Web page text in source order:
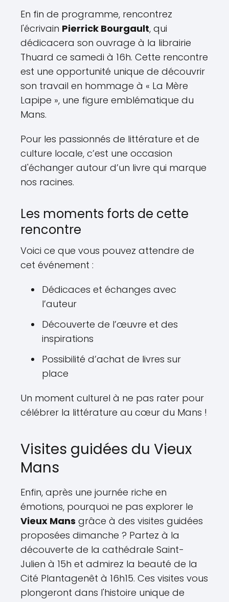
En fin de programme, rencontrez
l'écrivain Pierrick Bourgault, qui
dédicacera son ouvrage à la librairie
Thuard ce samedi à 16h. Cette rencontre
est une opportunité unique de découvrir
son travail en hommage à « La Mère
Lapipe », une figure emblématique du
Mans.
Pour les passionnés de littérature et de
culture locale, c’est une occasion
d'échanger autour d’un livre qui marque
nos racines.
Les moments forts de cette
rencontre
Voici ce que vous pouvez attendre de
cet événement :
Dédicaces et échanges avec
l’auteur
Découverte de l’œuvre et des
inspirations
Possibilité d’achat de livres sur
place
Un moment culturel à ne pas rater pour
célébrer la littérature au cœur du Mans !
Visites guidées du Vieux
Mans
Enfin, après une journée riche en
émotions, pourquoi ne pas explorer le
Vieux Mans grâce à des visites guidées
proposées dimanche ? Partez à la
découverte de la cathédrale Saint-
Julien à 15h et admirez la beauté de la
Cité Plantagenêt à 16h15. Ces visites vous
plongeront dans l'histoire unique de